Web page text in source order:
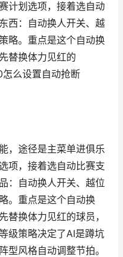
计划选项，接着选自动
西：自动换人开关、越
略。重点是这个自动换
替换体力见红的
么设置自动抢断
，途径是主菜单进俱乐
项，接着选自动比赛支
：自动换人开关、越位
。重点是这个自动换
替换体力见红的球员，
级策略决定了AI是蹲坑
型风格自动调整节拍。